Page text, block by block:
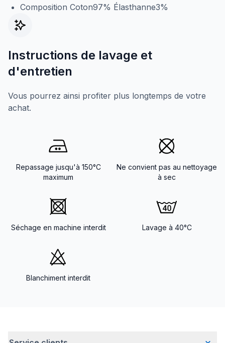
Composition Coton97% Élasthanne3%
Instructions de lavage et
d'entretien
Vous pourrez ainsi profiter plus longtemps de votre
achat.
Repassage jusqu'à 150°C
maximum
Ne convient pas au nettoyage
à sec
Séchage en machine interdit Lavage à 40°C
Blanchiment interdit